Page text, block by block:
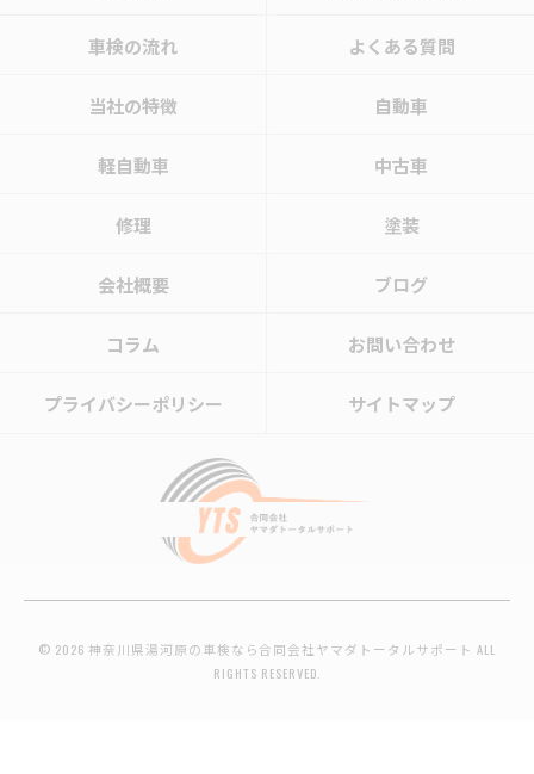
車検の流れ よくある質問
当社の特徴 自動車
軽自動車 中古車
修理 塗装
会社概要 ブログ
コラム お問い合わせ
プライバシーポリシー サイトマップ
© 2026 神奈川県湯河原の車検なら合同会社ヤマダトータルサポート ALL
RIGHTS RESERVED.